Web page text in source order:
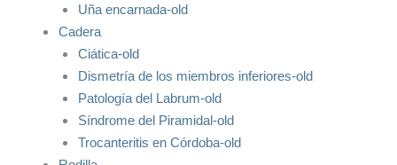
Uña encarnada-old
Cadera
Ciática-old
Dismetría de los miembros inferiores-old
Patología del Labrum-old
Síndrome del Piramidal-old
Trocanteritis en Córdoba-old